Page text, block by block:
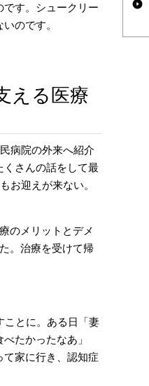
す。シュークリー
のです。
える医療
病院の外来へ紹介
くさんの話をして最
お迎えが来ない。
のメリットとデメ
。治療を受けて帰
ことに。ある日「妻
たかったなあ」
家に行き、認知症